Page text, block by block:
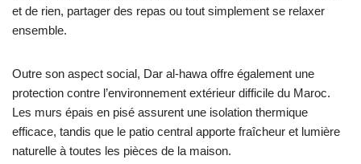
et de rien, partager des repas ou tout simplement se relaxer
ensemble.
Outre son aspect social, Dar al-hawa offre également une
protection contre l’environnement extérieur difficile du Maroc.
Les murs épais en pisé assurent une isolation thermique
efficace, tandis que le patio central apporte fraîcheur et lumière
naturelle à toutes les pièces de la maison.